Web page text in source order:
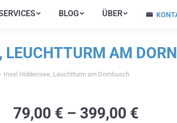
BLOG ÜBER
AM
Insel Hiddensee, Leuchtturm am Dornbusch
79,00 € – 399,00 €
BLOG ÜBER